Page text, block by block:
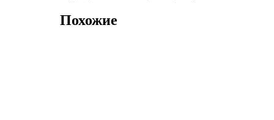
Похожие